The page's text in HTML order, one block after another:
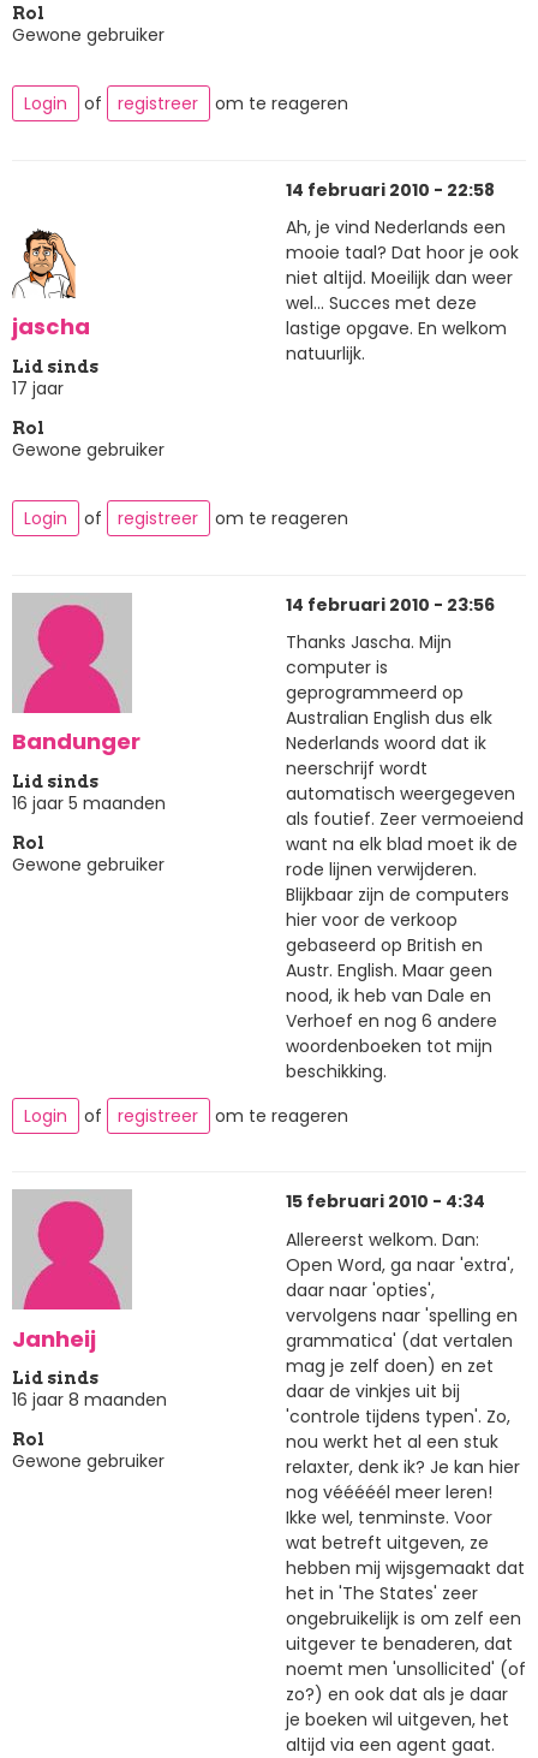
Rol
Gewone gebruiker
Login of registreer om te reageren
jascha
Lid sinds
17 jaar
Rol
Gewone gebruiker
14 februari 2010 - 22:58
Ah, je vind Nederlands een
mooie taal? Dat hoor je ook
niet altijd. Moeilijk dan weer
wel... Succes met deze
lastige opgave. En welkom
natuurlijk.
Login of registreer om te reageren
Bandunger
Lid sinds
16 jaar 5 maanden
Rol
Gewone gebruiker
14 februari 2010 - 23:56
Thanks Jascha. Mijn
computer is
geprogrammeerd op
Australian English dus elk
Nederlands woord dat ik
neerschrijf wordt
automatisch weergegeven
als foutief. Zeer vermoeiend
want na elk blad moet ik de
rode lijnen verwijderen.
Blijkbaar zijn de computers
hier voor de verkoop
gebaseerd op British en
Austr. English. Maar geen
nood, ik heb van Dale en
Verhoef en nog 6 andere
woordenboeken tot mijn
beschikking.
Login
of registreer om te reageren
Janheij
Lid sinds
16 jaar 8 maanden
Rol
Gewone gebruiker
15 februari 2010 - 4:34
Allereerst welkom. Dan:
Open Word, ga naar 'extra',
daar naar 'opties',
vervolgens naar 'spelling en
grammatica' (dat vertalen
mag je zelf doen) en zet
daar de vinkjes uit bij
'controle tijdens typen'. Zo,
nou werkt het al een stuk
relaxter, denk ik? Je kan hier
nog vééééél meer leren!
Ikke wel, tenminste. Voor
wat betreft uitgeven, ze
hebben mij wijsgemaakt dat
het in 'The States' zeer
ongebruikelijk is om zelf een
uitgever te benaderen, dat
noemt men 'unsollicited' (of
zo?) en ook dat als je daar
je boeken wil uitgeven, het
altijd via een agent gaat.